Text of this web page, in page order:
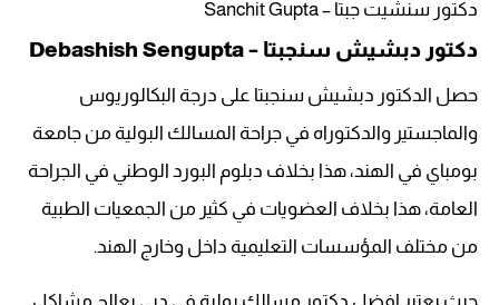
دكتور سنشيت جبتا – Sanchit Gupta
دكتور دبشيش سنجبتا – Debashish Sengupta
حصل الدكتور دبشيش سنجبتا على درجة البكالوريوس
والماجستير والدكتوراه في جراحة المسالك البولية من جامعة
بومباي في الهند، هذا بخلاف دبلوم البورد الوطني في الجراحة
العامة، هذا بخلاف العضويات في كثير من الجمعيات الطبية
من مختلف المؤسسات التعليمية داخل وخارج الهند.